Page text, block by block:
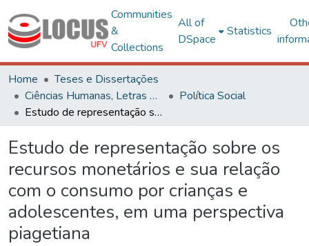
Communities
&
Collections
All of
DSpace
Statistics
Home
Teses e Dissertações
Ciências Humanas, Letras e Artes
Política Social
Estudo de representação sobre os recursos monetários e sua relação com o consumo por crianças e adolescentes, em uma perspectiva piagetiana
Estudo de representação sobre os
recursos monetários e sua relação
com o consumo por crianças e
adolescentes, em uma perspectiva
piagetiana